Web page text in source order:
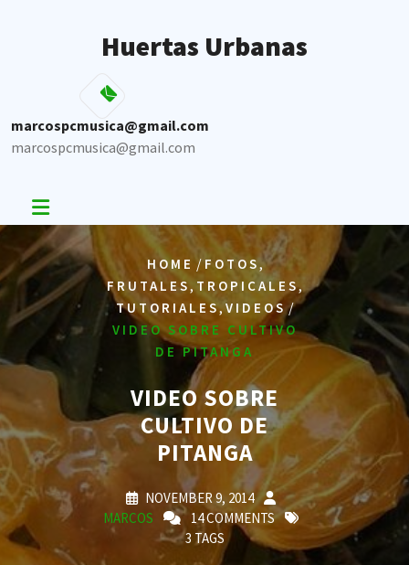
Huertas Urbanas
marcospcmusica@gmail.com
marcospcmusica@gmail.com
HOME /FOTOS,
FRUTALES, TROPICALES,
TUTORIALES,VIDEOS/
VIDEO SOBRE CULTIVO
DE PITANGA
VIDEO SOBRE
CULTIVO DE
PITANGA
NOVEMBER 9, 2014
MARCOS
14 COMMENTS
3 TAGS